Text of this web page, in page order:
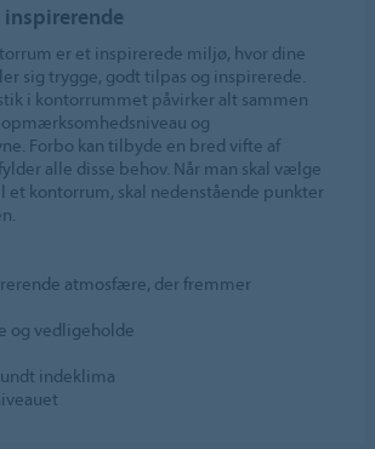
er et inspirerede miljø, hvor dine
sig trygge, godt tilpas og inspirerede.
i kontorrummet påvirker alt sammen
og
Forbo kan tilbyde en bred vifte af
alle disse behov. Når man skal vælge
et kontorrum, skal nedenstående punkter
atmosfære, der fremmer
og vedligeholde
indeklima